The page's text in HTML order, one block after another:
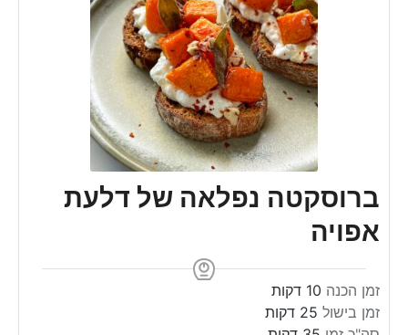
ברוסקטה נפלאה של דלעת
אפויה
זמן הכנה 10
m
i
דקות
זמן בישול 25
m
דקות